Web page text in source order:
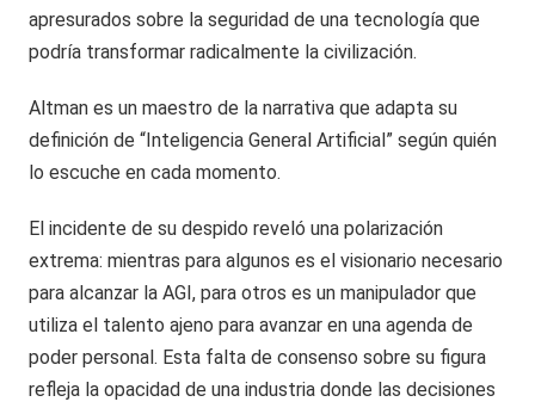
apresurados sobre la seguridad de una tecnología que
podría transformar radicalmente la civilización.
Altman es un maestro de la narrativa que adapta su
definición de “Inteligencia General Artificial” según quién
lo escuche en cada momento.
El incidente de su despido reveló una polarización
extrema: mientras para algunos es el visionario necesario
para alcanzar la AGI, para otros es un manipulador que
utiliza el talento ajeno para avanzar en una agenda de
poder personal. Esta falta de consenso sobre su figura
refleja la opacidad de una industria donde las decisiones